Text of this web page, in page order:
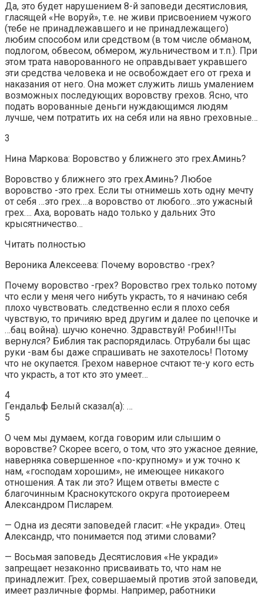
Да, это будет нарушением 8-й заповеди десятисловия,
гласящей «Не воруй», т.е. не живи присвоением чужого
(тебе не принадлежавшего и не принадлежащего)
любим способом или средством (в том числе обманом,
подлогом, обвесом, обмером, жульничеством и т.п.). При
этом трата наворованного не оправдывает укравшего
эти средства человека и не освобождает его от греха и
наказания от него. Она может служить лишь умалением
возможных последующих воровству грехов. Ясно, что
подать ворованные деньги нуждающимся людям
лучше, чем потратить их на себя или на явно греховные…
3
Нина Маркова: Воровство у ближнего это грех.Аминь?
Воровство у ближнего это грех.Аминь? Любое
воровство -это грех. Если ты отнимешь хоть одну мечту
от себя …это грех….а воровство от любого…это ужасный
грех…. Аха, воровать надо только у дальних Это
крысятничество…
Читать полностью
Вероника Алексеева: Почему воровство -грех?
Почему воровство -грех? Воровство грех только потому
что если у меня чего нибуть украсть, то я начинаю себя
плохо чувствовать. следственно если я плохо себя
чувствую, то причияю вред другим и далее по цепочке и
…бац война). шучю конечно. Здравствуй! Робин!!!Ты
вернулся? Библия так распорядилась. Отрубали бы щас
руки -вам бы даже спрашивать не захотелось! Потому
что не окупается. Грехом наверное счтают те-у кого есть
что украсть, а тот кто это умеет…
4
Гендальф Белый сказал(а): …
5
О чем мы думаем, когда говорим или слышим о
воровстве? Скорее всего, о том, что это ужасное деяние,
наверняка совершенное «по-крупному» и уж точно к
нам, «господам хорошим», не имеющее никакого
отношения. А так ли это? Ищем ответы вместе с
благочинным Краснокутского округа протоиереем
Александром Писларем.
— Одна из десяти заповедей гласит: «Не укради». Отец
Александр, что понимается под этими словами?
— Восьмая заповедь Десятисловия «Не укради»
запрещает незаконно присваивать то, что нам не
принадлежит. Грех, совершаемый против этой заповеди,
имеет различные формы. Например, работники